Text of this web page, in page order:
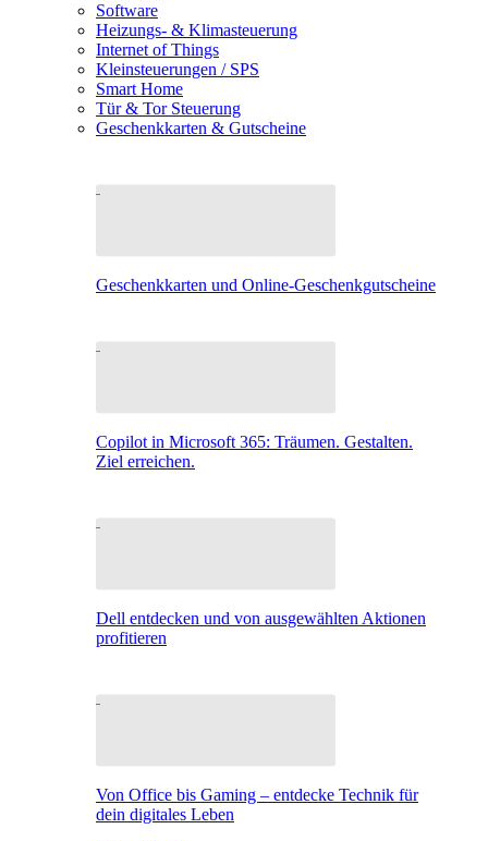
Software
Heizungs- & Klimasteuerung
Internet of Things
Kleinsteuerungen / SPS
Smart Home
Tür & Tor Steuerung
Geschenkkarten & Gutscheine
Geschenkkarten und Online-Geschenkgutscheine
Copilot in Microsoft 365: Träumen. Gestalten.
Ziel erreichen.
Dell entdecken und von ausgewählten Aktionen
profitieren
Von Office bis Gaming – entdecke Technik für
dein digitales Leben